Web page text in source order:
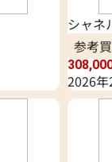
シャネ
参考
2026